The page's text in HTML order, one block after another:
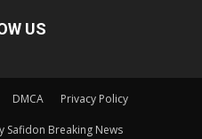
US
DMCA Privacy Policy
Safidon Breaking News